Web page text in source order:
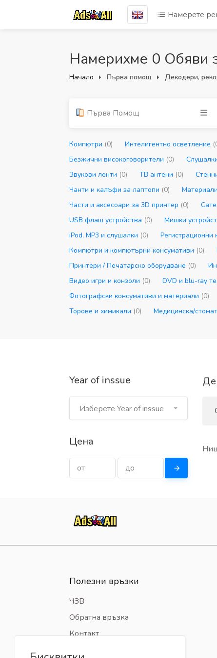
Намерете
Намерихме 0 Обяви
Начало Първа помощ Декодери,
Първа Помощ
Компютри (0) Интелигентно осветление
Безжични високоговорители (0)
Звукови ленти (0) ТВ антени (0)
Чанти и калъфи за лаптопи (0)
Части и аксесоари за 3D принтер (0)
USB флаш устройства (0) Мишки
iPod, MP3 и слушалки (0) Регистрационни
Компютри и компютърни консумативи (0)
Принтери / Печатарско оборудване (0)
Видео игри и конзоли (0) DVD и blu-ray
Фотографски консумативи и материали (0)
Торове и химикали (0) Медицинска/
Year of inssue
Изберете Year of inssue
Цена
Полезни връзки
ЧЗВ
Обратна връзка
Контакт